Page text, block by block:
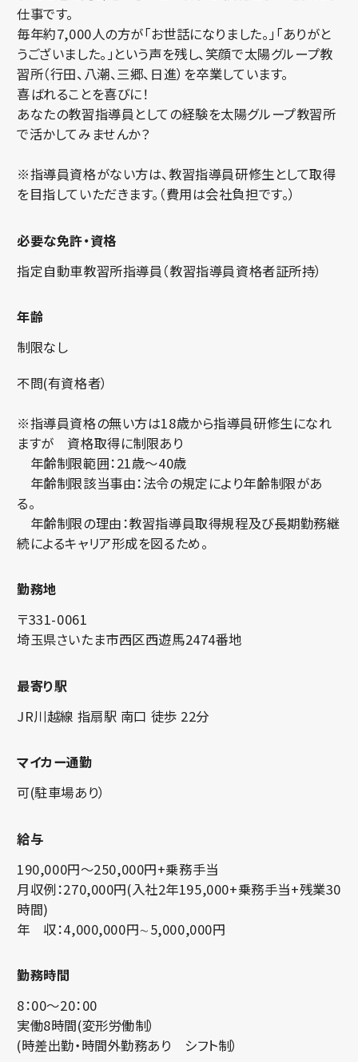
仕事です。
毎年約7,000人の方が「お世話になりました。」「ありがと
うございました。」という声を残し、笑顔で太陽グループ教
習所（行田、八潮、三郷、日進）を卒業しています。
喜ばれることを喜びに！
あなたの教習指導員としての経験を太陽グループ教習所
で活かしてみませんか？
※指導員資格がない方は、教習指導員研修生として取得
を目指していただきます。（費用は会社負担です。）
必要な免許・資格
指定自動車教習所指導員（教習指導員資格者証所持）
年齢
制限なし
不問(有資格者）
※指導員資格の無い方は18歳から指導員研修生になれ
ますが 資格取得に制限あり
年齢制限範囲：21歳～40歳
年齢制限該当事由：法令の規定により年齢制限があ
る。
年齢制限の理由：教習指導員取得規程及び長期勤務継
続によるキャリア形成を図るため。
勤務地
〒331-0061
埼玉県さいたま市西区西遊馬2474番地
最寄り駅
JR川越線 指扇駅 南口 徒歩 22分
マイカー通勤
可(駐車場あり）
給与
190,000円～250,000円+乗務手当
月収例：270,000円(入社2年195,000+乗務手当+残業30
時間)
年 収：4,000,000円∼5,000,000円
勤務時間
8：00～20：00
実働8時間(変形労働制）
(時差出勤・時間外勤務あり シフト制）